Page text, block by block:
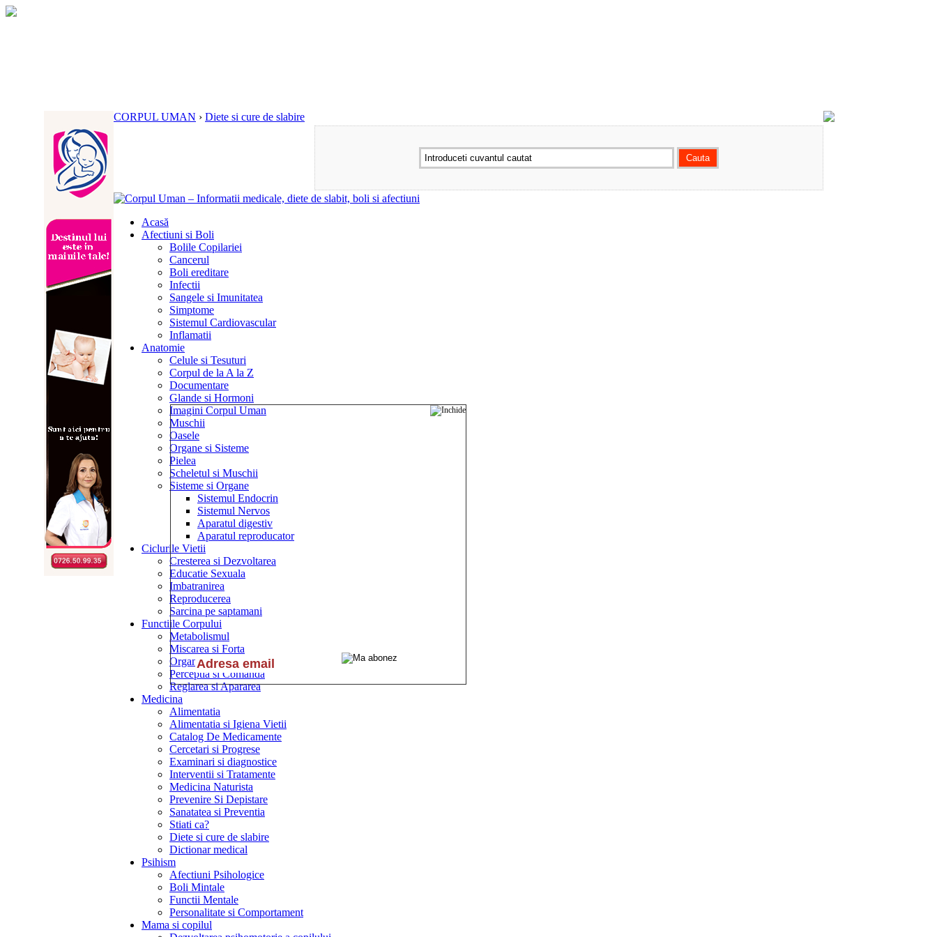
CORPUL UMAN › Diete si cure de slabire
Acasă
Afectiuni si Boli
Bolile Copilariei
Cancerul
Boli ereditare
Infectii
Sangele si Imunitatea
Simptome
Sistemul Cardiovascular
Inflamatii
Anatomie
Celule si Tesuturi
Corpul de la A la Z
Documentare
Glande si Hormoni
Imagini Corpul Uman
Muschii
Oasele
Organe si Sisteme
Pielea
Scheletul si Muschii
Sisteme si Organe
Sistemul Endocrin
Sistemul Nervos
Aparatul digestiv
Aparatul reproducator
Ciclurile Vietii
Cresterea si Dezvoltarea
Educatie Sexuala
Imbatranirea
Reproducerea
Sarcina pe saptamani
Functiile Corpului
Metabolismul
Miscarea si Forta
Organele Interne
Perceptia si Comanda
Reglarea si Apararea
Medicina
Alimentatia
Alimentatia si Igiena Vietii
Catalog De Medicamente
Cercetari si Progrese
Examinari si diagnostice
Interventii si Tratamente
Medicina Naturista
Prevenire Si Depistare
Sanatatea si Preventia
Stiati ca?
Diete si cure de slabire
Dictionar medical
Psihism
Afectiuni Psihologice
Boli Mintale
Functii Mentale
Personalitate si Comportament
Mama si copilul